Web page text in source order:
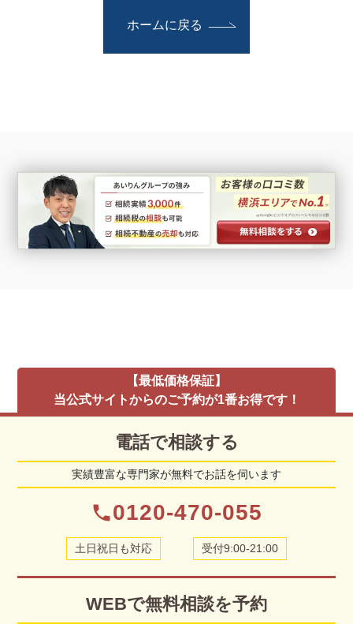
ホームに戻る
【最低価格保証】
当公式サイトからのご予約が1番お得です！
電話で相談する
実績豊富な専門家が無料でお話を伺います
phone0120-470-055
土日祝日も対応 受付9:00-21:00
WEBで無料相談を予約